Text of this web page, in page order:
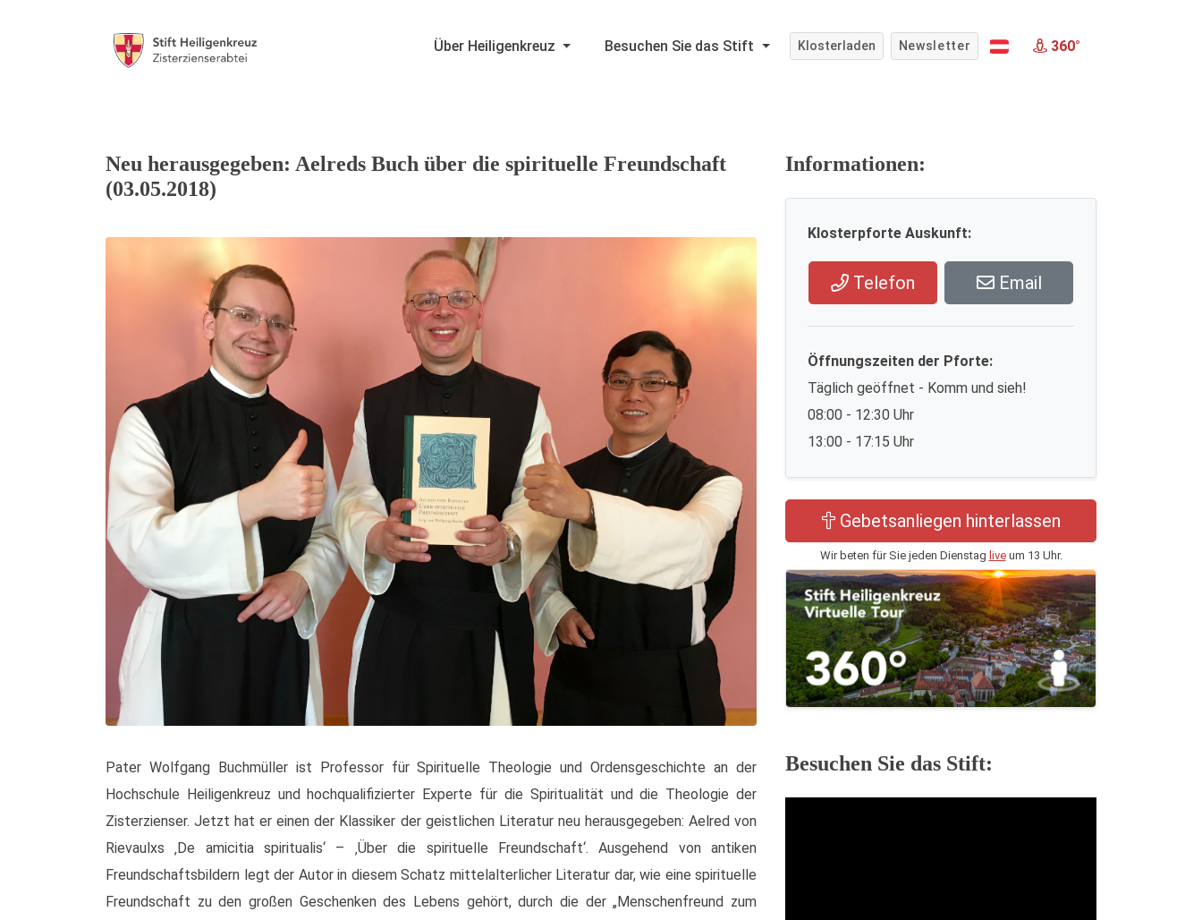
Über Heiligenkreuz Besuchen Sie das Stift Klosterladen Newsletter 360°
Neu herausgegeben: Aelreds Buch über die spirituelle Freundschaft
(03.05.2018)
Pater Wolfgang Buchmüller ist Professor für Spirituelle Theologie und Ordensgeschichte an der
Hochschule Heiligenkreuz und hochqualifizierter Experte für die Spiritualität und die Theologie der
Zisterzienser. Jetzt hat er einen der Klassiker der geistlichen Literatur neu herausgegeben: Aelred von
Rievaulxs ‚De amicitia spiritualis‘ – ‚Über die spirituelle Freundschaft‘. Ausgehend von antiken
Freundschaftsbildern legt der Autor in diesem Schatz mittelalterlicher Literatur dar, wie eine spirituelle
Freundschaft zu den großen Geschenken des Lebens gehört, durch die der „Menschenfreund zum
Informationen:
Klosterpforte Auskunft:
Telefon Email
Öffnungszeiten der Pforte:
Täglich geöffnet - Komm und sieh!
08:00 - 12:30 Uhr
13:00 - 17:15 Uhr
Gebetsanliegen hinterlassen
Wir beten für Sie jeden Dienstag liveum 13 Uhr.
Besuchen Sie das Stift: